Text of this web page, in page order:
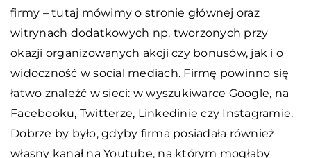
firmy – tutaj mówimy o stronie głównej oraz
witrynach dodatkowych np. tworzonych przy
okazji organizowanych akcji czy bonusów, jak i o
widoczność w social mediach. Firmę powinno się
łatwo znaleźć w sieci: w wyszukiwarce Google, na
Facebooku, Twitterze, Linkedinie czy Instagramie.
Dobrze by było, gdyby firma posiadała również
własny kanał na Youtube, na którym mogłaby